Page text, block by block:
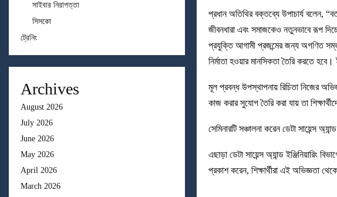
প্রধান অতিথির বক্তব্যে উপাচার্য বলেন,
জীবনধারা এবং সমাজকেও নতুনভাবে রূপ
প্রযুক্তি আগামী প্রজন্মের জন্য অগণিত
নির্মাতা হওয়ার মানসিকতা তৈরি করতে
মূল প্রবন্ধ উপস্থাপনায় রিচিতা নিজের
কাজ করার সুযোগ তৈরি করা যায় তা
সেমিনারটি সঞ্চালনা করেন ডেটা সায়েন্স
এছাড়া ডেটা সায়েন্স অ্যান্ড ইঞ্জিনিয়ারিং
প্রকাশ করেন, শিক্ষার্থীরা এই অভিজ্ঞতা
সাইবার নিরাপত্তা
সিসকো
ট্রেনিং
Archives
August 2026
July 2026
June 2026
May 2026
April 2026
March 2026